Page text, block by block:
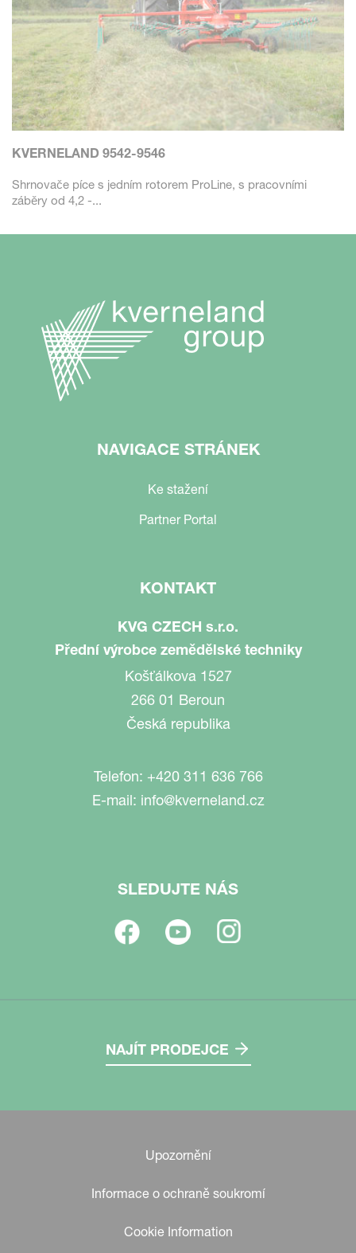
KVERNELAND 9542-9546
Shrnovače píce s jedním rotorem ProLine, s pracovními
záběry od 4,2 -...
NAVIGACE STRÁNEK
Ke stažení
Partner Portal
KONTAKT
KVG CZECH s.r.o.
Přední výrobce zemědělské techniky
Košťálkova 1527
266 01 Beroun
Česká republika
Telefon: +420 311 636 766
E-mail: info@kverneland.cz
SLEDUJTE NÁS
NAJÍT PRODEJCE
Upozornění
Informace o ochraně soukromí
Cookie Information